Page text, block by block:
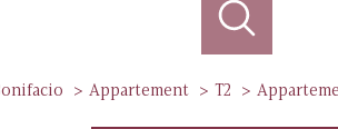
Bonifacio Appartement T2